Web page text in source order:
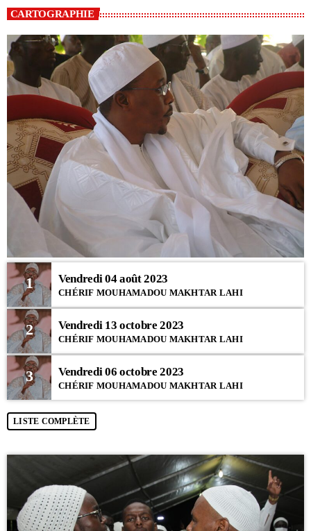
CARTOGRAPHIE
1 Vendredi 04 août 2023
CHÉRIF MOUHAMADOU MAKHTAR LAHI
2 Vendredi 13 octobre 2023
CHÉRIF MOUHAMADOU MAKHTAR LAHI
3 Vendredi 06 octobre 2023
CHÉRIF MOUHAMADOU MAKHTAR LAHI
LISTE COMPLÈTE